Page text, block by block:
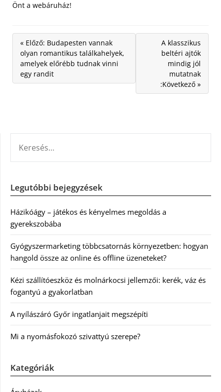
Önt a webáruház!
« Előző: Budapesten vannak
olyan romantikus találkahelyek,
amelyek előrébb tudnak vinni
egy randit
A klasszikus
beltéri ajtók
mindig jól
mutatnak
:Következő »
Legutóbbi bejegyzések
Házikóágy – játékos és kényelmes megoldás a
gyerekszobába
Gyógyszermarketing többcsatornás környezetben: hogyan
hangold össze az online és offline üzeneteket?
Kézi szállítóeszköz és molnárkocsi jellemzői: kerék, váz és
fogantyú a gyakorlatban
A nyílászáró Győr ingatlanjait megszépíti
Mi a nyomásfokozó szivattyú szerepe?
Kategóriák